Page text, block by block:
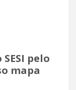
pelo
mapa